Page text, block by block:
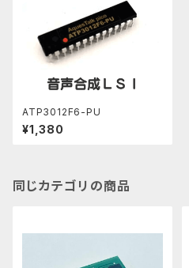
ATP3012F6-PU
¥1,380
同じカテゴリの商品